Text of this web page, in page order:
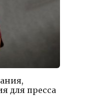
для пресса